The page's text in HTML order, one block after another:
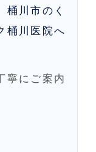
桶川市のく
桶川医院へ
寧にご案内